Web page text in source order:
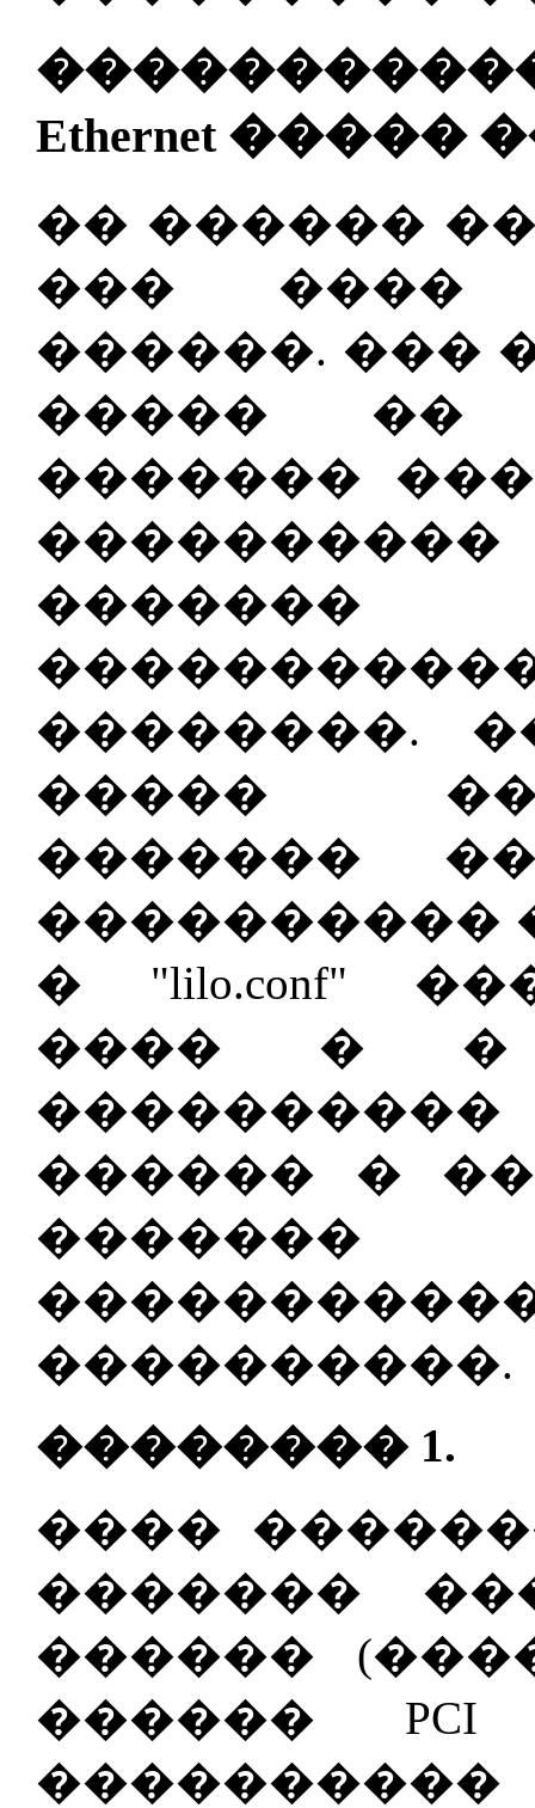
Ethernet
�� ������
��� ����
������. ���
����� ��
�������
��������.
�����
�������
����������
� "lilo.conf"
���� � �
������ �
����������.
�������� 1.
����
�������
������
������